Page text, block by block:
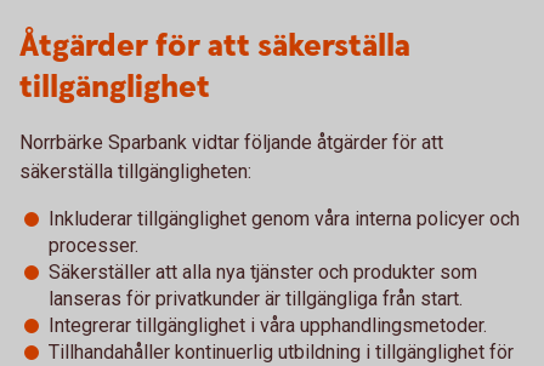
Åtgärder för att säkerställa
tillgänglighet
Norrbärke Sparbank vidtar följande åtgärder för att
säkerställa tillgängligheten:
Inkluderar tillgänglighet genom våra interna policyer och
processer.
Säkerställer att alla nya tjänster och produkter som
lanseras för privatkunder är tillgängliga från start.
Integrerar tillgänglighet i våra upphandlingsmetoder.
Tillhandahåller kontinuerlig utbildning i tillgänglighet för